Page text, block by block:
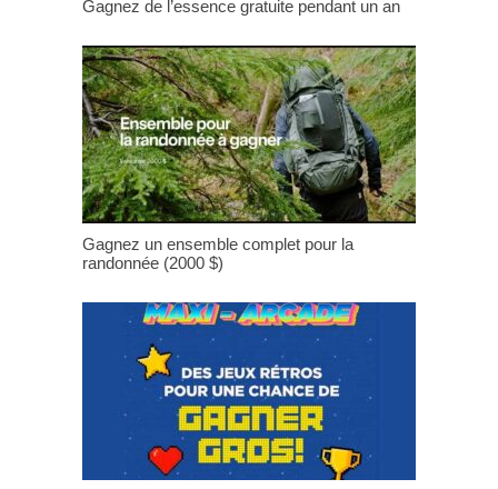
Gagnez de l’essence gratuite pendant un an
Gagnez un ensemble complet pour la
randonnée (2000 $)